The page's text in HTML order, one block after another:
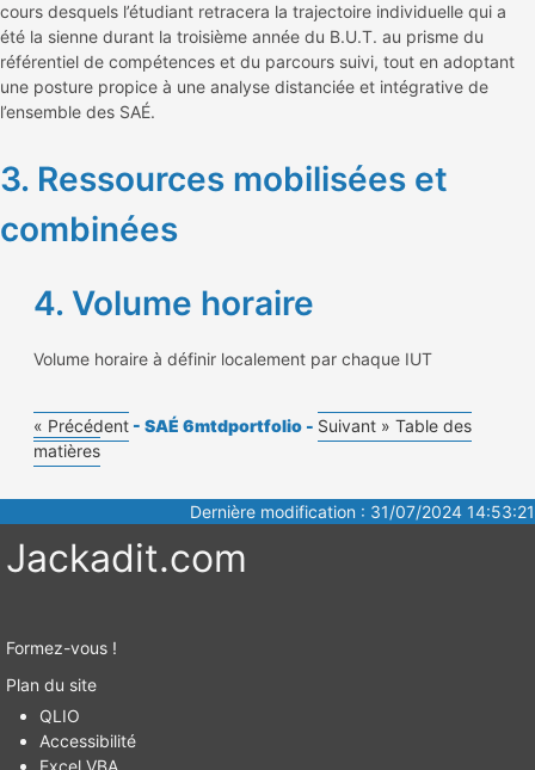
cours desquels l’étudiant retracera la trajectoire individuelle qui a
été la sienne durant la troisième année du B.U.T. au prisme du
référentiel de compétences et du parcours suivi, tout en adoptant
une posture propice à une analyse distanciée et intégrative de
l’ensemble des SAÉ.
3. Ressources mobilisées et
combinées
4. Volume horaire
Volume horaire à définir localement par chaque IUT
« Précédent - SAÉ 6mtdportfolio - Suivant » Table des
matières
Dernière modification : 31/07/2024 14:53:21
Jackadit.com
Formez-vous !
Plan du site
QLIO
Accessibilité
Excel VBA